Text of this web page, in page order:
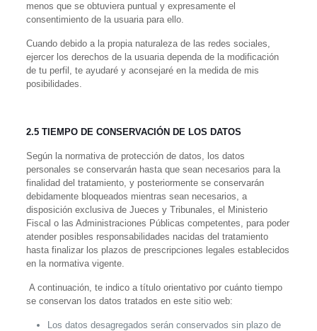
menos que se obtuviera puntual y expresamente el
consentimiento de la usuaria para ello.
Cuando debido a la propia naturaleza de las redes sociales,
ejercer los derechos de la usuaria dependa de la modificación
de tu perfil, te ayudaré y aconsejaré en la medida de mis
posibilidades.
2.5 TIEMPO DE CONSERVACIÓN DE LOS DATOS
Según la normativa de protección de datos, los datos
personales se conservarán hasta que sean necesarios para la
finalidad del tratamiento, y posteriormente se conservarán
debidamente bloqueados mientras sean necesarios, a
disposición exclusiva de Jueces y Tribunales, el Ministerio
Fiscal o las Administraciones Públicas competentes, para poder
atender posibles responsabilidades nacidas del tratamiento
hasta finalizar los plazos de prescripciones legales establecidos
en la normativa vigente.
A continuación, te indico a título orientativo por cuánto tiempo
se conservan los datos tratados en este sitio web:
Los datos desagregados serán conservados sin plazo de